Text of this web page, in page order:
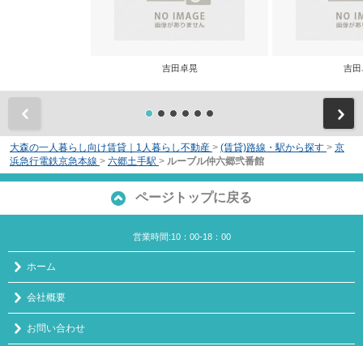
吉田卓晃 吉田
大森の一人暮らし向け賃貸｜1人暮らし不動産 > (賃貸)路線・駅から探す > 京
浜急行電鉄京急本線 > 六郷土手駅 > ルーブル仲六郷弐番館
ページトップに戻る
営業時間:10：00-18：00
ホーム
会社概要
お問い合わせ